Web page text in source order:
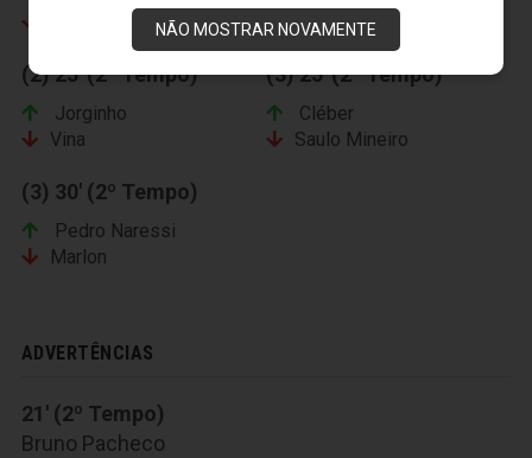
NÃO MOSTRAR NOVAMENTE
Gabriel Lacerda
(2) 25' (2º Tempo)
Jorginho
Vina
(3) 25' (2º Tempo)
Cléber
Saulo Mineiro
(3) 30' (2º Tempo)
Pedro Naressi
Marlon
ADVERTÊNCIAS
21' (2º Tempo)
Bruno Pacheco